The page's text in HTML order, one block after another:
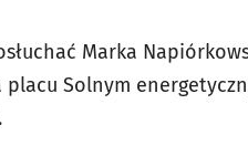
Marka
Solnym